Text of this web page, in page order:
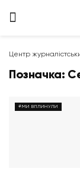
Центр
Позначка:
#МИ ВПЛИНУЛИ